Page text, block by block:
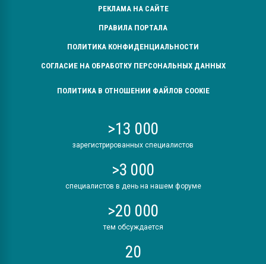
РЕКЛАМА НА САЙТЕ
ПРАВИЛА ПОРТАЛА
ПОЛИТИКА КОНФИДЕНЦИАЛЬНОСТИ
СОГЛАСИЕ НА ОБРАБОТКУ ПЕРСОНАЛЬНЫХ ДАННЫХ
ПОЛИТИКА В ОТНОШЕНИИ ФАЙЛОВ COOKIE
>13 000
зарегистрированных специалистов
>3 000
специалистов в день на нашем форуме
>20 000
тем обсуждается
20